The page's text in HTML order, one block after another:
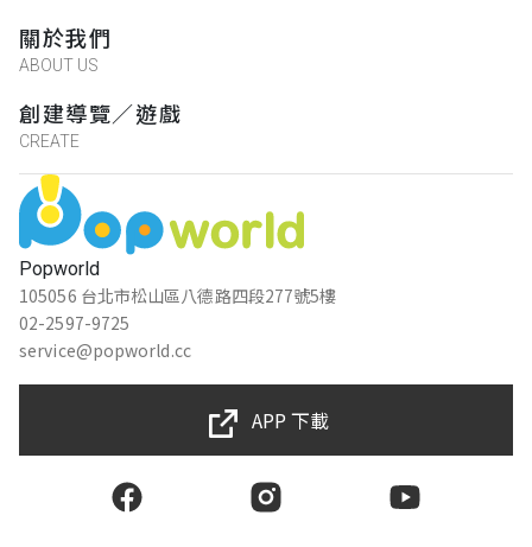
Popworld
105056 台北市松山區八德路四段277號5樓
02-2597-9725
service@popworld.cc
關於我們
ABOUT US
創建導覽／遊戲
CREATE
APP 下載